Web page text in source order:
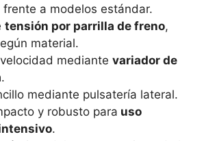
frente a modelos estándar.
tensión por parrilla de freno,
material.
mediante variador de
.
mediante pulsatería lateral.
y robusto para uso
.